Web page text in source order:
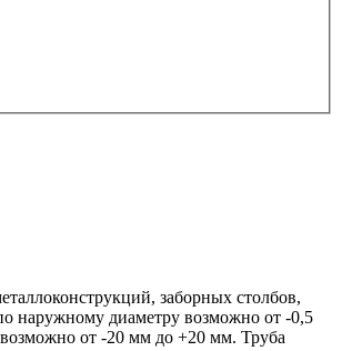
заборных столбов,
наружному диаметру возможно от -0,5
от -20 мм до +20 мм. Труба